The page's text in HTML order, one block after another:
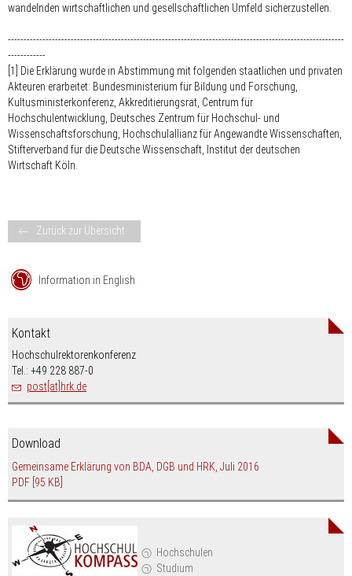
wandelnden wirtschaftlichen und gesellschaftlichen Umfeld sicherzustellen.
-----------------------------------------------------------------------------------------------------------
------------
[1] Die Erklärung wurde in Abstimmung mit folgenden staatlichen und privaten
Akteuren erarbeitet: Bundesministerium für Bildung und Forschung,
Kultusministerkonferenz, Akkreditierungsrat, Centrum für
Hochschulentwicklung, Deutsches Zentrum für Hochschul- und
Wissenschaftsforschung, Hochschulallianz für Angewandte Wissenschaften,
Stifterverband für die Deutsche Wissenschaft, Institut der deutschen
Wirtschaft Köln.
Zurück zur Übersicht
Hochschulen
Studium
Information in English
Kontakt
Hochschulrektorenkonferenz
Tel.: +49 228 887-0
post[at]hrk.de
Download
Gemeinsame Erklärung von BDA, DGB und HRK, Juli 2016
PDF [95 KB]